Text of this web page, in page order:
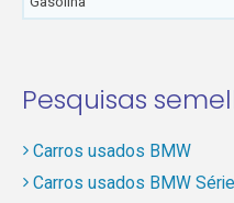
Pesquisas
Carros usados BMW
Carros usados BMW